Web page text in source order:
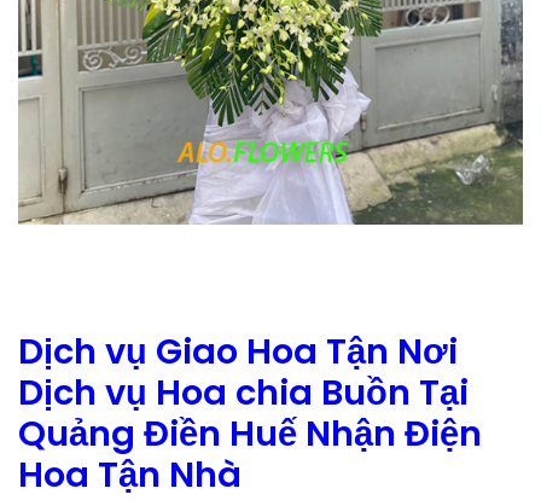
Dịch vụ Giao Hoa Tận Nơi
Dịch vụ Hoa chia Buồn Tại
Quảng Điền Huế Nhận Điện
Hoa Tận Nhà